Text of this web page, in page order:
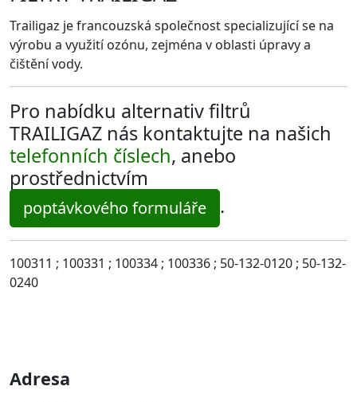
Trailigaz je francouzská společnost specializující se na
výrobu a využití ozónu, zejména v oblasti úpravy a
čištění vody.
Pro nabídku alternativ filtrů
TRAILIGAZ nás kontaktujte na našich
telefonních číslech, anebo
prostřednictvím
poptávkového formuláře .
100311 ; 100331 ; 100334 ; 100336 ; 50-132-0120 ; 50-132-
0240
Adresa